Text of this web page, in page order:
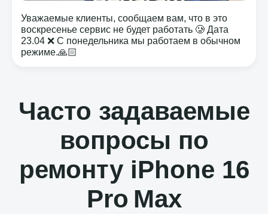
Уважаемые клиенты, сообщаем вам, что в это
воскресенье сервис не будет работать 🥲 Дата
23.04 ❌ С понедельника мы работаем в обычном
режиме.🙏🏻
Часто задаваемые
вопросы по
ремонту iPhone 16
Pro Max